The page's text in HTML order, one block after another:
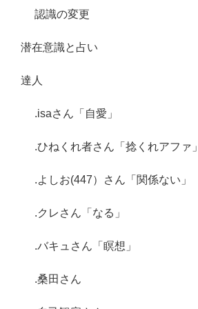
認識の変更
潜在意識と占い
達人
.isaさん「自愛」
.ひねくれ者さん「捻くれアファ」
.よしお(447）さん「関係ない」
.クレさん「なる」
.バキュさん「瞑想」
.桑田さん